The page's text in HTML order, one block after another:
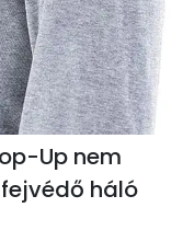
Up nem
háló